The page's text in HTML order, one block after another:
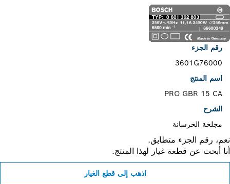
رقم الجزء
3601G76000
اسم المنتج
PRO GBR 15 CA
الشرح
مجلخة الخرسانة
رقم الجزء متطابق.
أبحث عن قطعة غيار لهذا المنتج.
اذهب إلى قطع الغيار